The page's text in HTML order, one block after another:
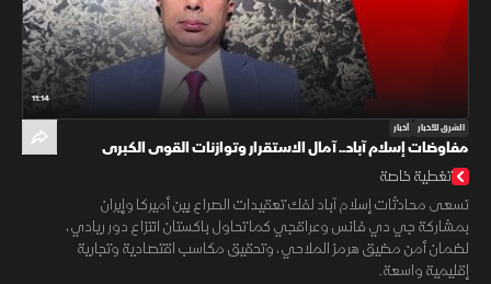
11:14
الشرق للأخبار أخبار
مفاوضات إسلام آباد.. آمال الاستقرار وتوازنات القوى الكبرى
تغطية خاصة
تسعى محادثات إسلام آباد لفك تعقيدات الصراع بين أميركا وإيران
بمشاركة جي دي فانس وعراقجي كما تحاول باكستان انتزاع دور ريادي،
لضمان أمن مضيق هرمز الملاحي، وتحقيق مكاسب اقتصادية وتجارية
إقليمية واسعة.